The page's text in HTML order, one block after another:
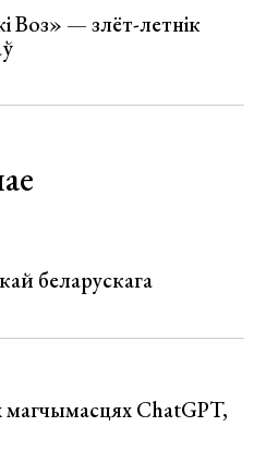
Воз» — злёт-летнік
беларускага
ChatGPT,